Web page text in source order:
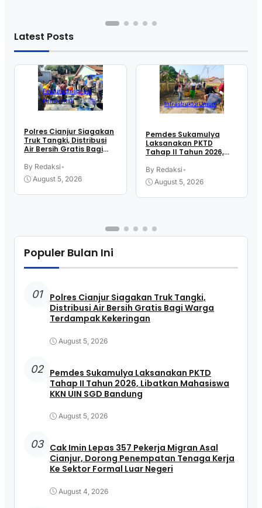
Latest Posts
FeaturedInspirasi
Pemerintah
Polres Cianjur Siagakan
Truk Tangki, Distribusi
Air Bersih Gratis Bagi
Kekeringan
By Redaksi•
August 5, 2026
InfrastrukturUmum
Pemdes Sukamulya
Laksanakan PKTD
Tahap II Tahun 2026,
KKN UIN SGD Bandung
By Redaksi•
August 5, 2026
Populer Bulan Ini
01
Polres Cianjur Siagakan Truk Tangki,
Distribusi Air Bersih Gratis Bagi Warga
Terdampak Kekeringan
August 5, 2026
02 Pemdes Sukamulya Laksanakan PKTD
Tahap II Tahun 2026, Libatkan Mahasiswa
KKN UIN SGD Bandung
August 5, 2026
03 Cak Imin Lepas 357 Pekerja Migran Asal
Cianjur, Dorong Penempatan Tenaga Kerja
Ke Sektor Formal Luar Negeri
August 4, 2026